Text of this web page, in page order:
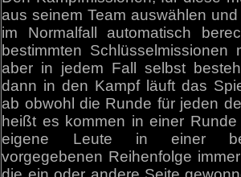
aus seinem Team auswählen
im Normalfall automatisch
bestimmten Schlüsselmissionen
aber in jedem Fall selbst
dann in den Kampf läuft das
ab obwohl die Runde für jeden
heißt es kommen in einer
eigene Leute in einer
vorgegebenen Reihenfolge